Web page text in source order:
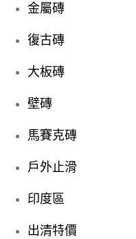
金屬磚
復古磚
大板磚
壁磚
馬賽克磚
戶外止滑
印度區
出清特價